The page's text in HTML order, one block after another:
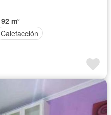
92 m²
Calefacción